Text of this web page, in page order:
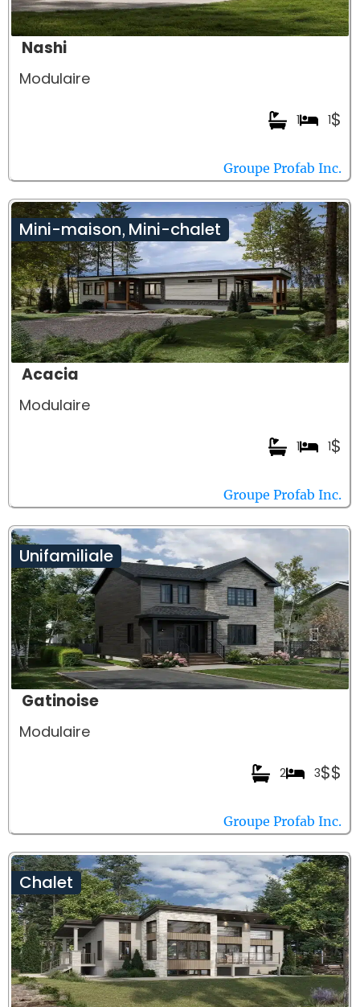
Nashi
Modulaire
$
1
1
Groupe Profab Inc.
Mini-maison, Mini-chalet
Acacia
Modulaire
$
1
1
Groupe Profab Inc.
Unifamiliale
Gatinoise
Modulaire
$$
3
2
Groupe Profab Inc.
Chalet